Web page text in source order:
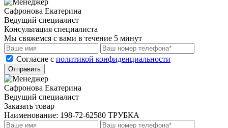
Сафронова Екатерина
Ведущий специалист
Консультация специалиста
Мы свяжемся с вами в течение 5 минут
Cогласие с политикой конфиденциальности
Отправить
Сафронова Екатерина
Ведущий специалист
Заказать товар
Наименование: 198-72-62580 ТРУБКА